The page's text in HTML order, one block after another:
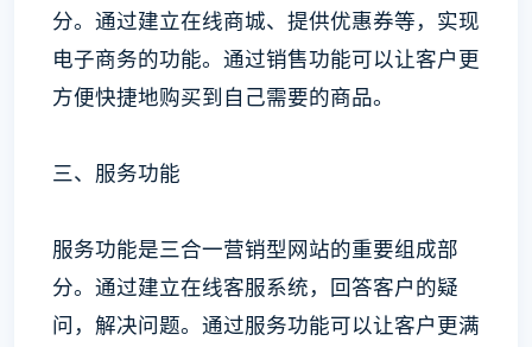
分。通过建立在线商城、提供优惠券等，实现
电子商务的功能。通过销售功能可以让客户更
方便快捷地购买到自己需要的商品。
三、服务功能
服务功能是三合一营销型网站的重要组成部
分。通过建立在线客服系统，回答客户的疑
问，解决问题。通过服务功能可以让客户更满